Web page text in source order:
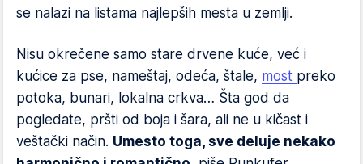
se nalazi na listama najlepših mesta u zemlji.
Nisu okrečene samo stare drvene kuće, već i
kućice za pse, nameštaj, odeća, štale, most preko
potoka, bunari, lokalna crkva… Šta god da
pogledate, pršti od boja i šara, ali ne u kičast i
veštački način. Umesto toga, sve deluje nekako